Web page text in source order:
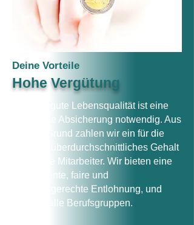
Deine Vorteile
Hohe Vergütung
Für eine gute Lebensqualität ist eine
finanzielle Absicherung notwendig. Aus
diesem Grund zahlen wir ein für die
Branche überdurchschnittliches Gehalt
an unsere Mitarbeiter. Wir bieten eine
transparente, faire und
leistungsgerechte Entlohnung, und
zwar für alle Berufsgruppen.